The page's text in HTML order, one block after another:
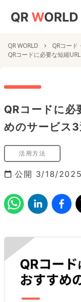
QR WORLD
QRコード
QRコードに必要な短縮
QRコードに必
めのサービス3
活用方法
公開 3/18/2025